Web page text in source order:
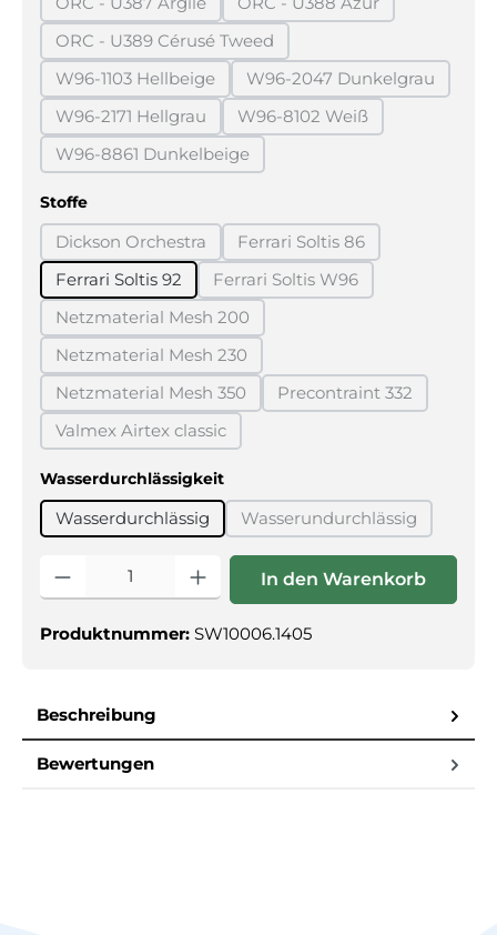
(Diese Option ist zurzeit nicht verfügbar.)
(Diese Option ist zurzeit
ORC - U389 Cérusé Tweed
(Diese Option ist zurzeit nicht verfügbar.)
W96-1103 Hellbeige
(Diese Option ist zurzeit nicht verfügbar.)
W96-2047 Dunkelgrau
(Diese Option ist
W96-2171 Hellgrau
(Diese Option ist zurzeit nicht verfügbar.)
W96-8102 Weiß
(Diese Option ist zurzeit
W96-8861 Dunkelbeige
(Diese Option ist zurzeit nicht verfügbar.)
Stoffeauswählen
Dickson Orchestra
(Diese Option ist zurzeit nicht verfügbar.)
Ferrari Soltis 86
(Diese Option ist zurzeit
Ferrari Soltis 92 Ferrari Soltis W96
(Diese Option ist zurzeit
Netzmaterial Mesh 200
(Diese Option ist zurzeit nicht verfügbar.)
Netzmaterial Mesh 230
(Diese Option ist zurzeit nicht verfügbar.)
Netzmaterial Mesh 350
(Diese Option ist zurzeit nicht verfügbar.)
Precontraint 332
(Diese Option ist
Valmex Airtex classic
(Diese Option ist zurzeit nicht verfügbar.)
Wasserdurchlässigkeitauswählen
Wasserdurchlässig Wasserundurchlässig
(Diese Option ist
Produkt Anzahl: Gib den gewünschten Wert ein oder
In den Warenkorb
Produktnummer: SW10006.1405
Beschreibung
Bewertungen